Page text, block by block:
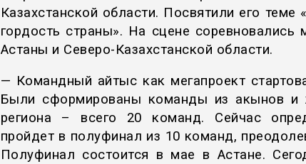
Казахстанской области. Посвятили его теме
гордость страны». На сцене соревновались
Астаны и Северо-Казахстанской области.
— Командный айтыс как мегапроект
Были сформированы команды из акынов
региона – всего 20 команд. Сейчас
пройдет в полуфинал из 10 команд,
Полуфинал состоится в мае в Астане.